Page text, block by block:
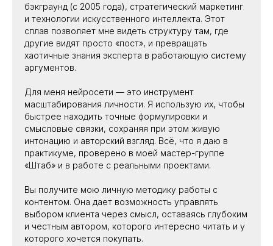
бэкграунд (с 2005 года), стратегический маркетинг
и технологии искусственного интеллекта. Этот
сплав позволяет мне видеть структуру там, где
другие видят просто «пост», и превращать
хаотичные знания эксперта в работающую систему
аргументов.
Для меня нейросети — это инструмент
масштабирования личности. Я использую их, чтобы
быстрее находить точные формулировки и
смысловые связки, сохраняя при этом живую
интонацию и авторский взгляд. Всё, что я даю в
практикуме, проверено в моей мастер-группе
«Штаб» и в работе с реальными проектами.
Вы получите мою личную методику работы с
контентом. Она дает возможность управлять
выбором клиента через смысл, оставаясь глубоким
и честным автором, которого интересно читать и у
которого хочется покупать.